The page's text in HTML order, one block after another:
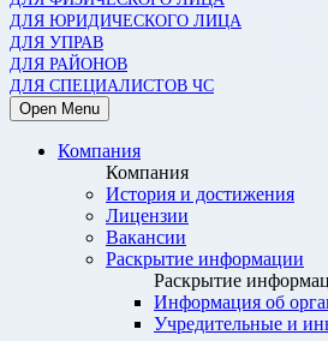
ДЛЯ ЮРИДИЧЕСКОГО ЛИЦА
ДЛЯ УПРАВ
ДЛЯ РАЙОНОВ
ДЛЯ СПЕЦИАЛИСТОВ ЧС
Open Menu
Компания
Компания
История и достижения
Лицензии
Вакансии
Раскрытие информации
Раскрытие
Информация об
Учредительные и